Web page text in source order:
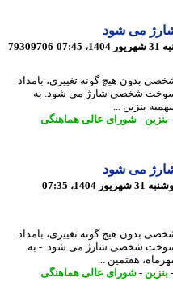
79309706
خودروهای شخصی بدون هیچ گونه تغییری، بامداد
شخصی شارژ می شود. به
- شورای عالی هماهنگی
خودروهای شخصی بدون هیچ گونه تغییری، بامداد
شخصی شارژ می شود. - به
- شورای عالی هماهنگی